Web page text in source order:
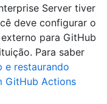
Server tiver
deve configurar o
para GitHub
Para saber
e restaurando
GitHub Actions